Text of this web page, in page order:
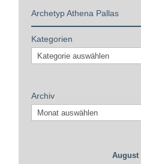
Archetyp Athena Pallas
Kategorien
Archiv
August